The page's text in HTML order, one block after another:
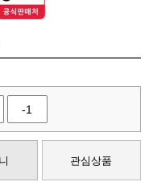
-1
관심상품